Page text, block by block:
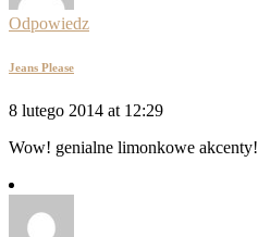
Odpowiedz
Jeans Please
8 lutego 2014 at 12:29
Wow! genialne limonkowe akcenty!